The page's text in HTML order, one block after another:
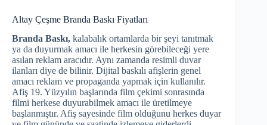
Altay Çeşme Branda Baskı Fiyatları
Branda Baskı, kalabalık ortamlarda bir şeyi tanıtmak
ya da duyurmak amacı ile herkesin görebileceği yere
asılan reklam aracıdır. Aynı zamanda resimli duvar
ilanları diye de bilinir. Dijital baskılı afişlerin genel
amacı reklam ve propaganda yapmak için kullanılır.
Afiş 19. Yüzyılın başlarında film çekimi sonrasında
filmi herkese duyurabilmek amacı ile üretilmeye
başlanmıştır. Afiş sayesinde film olduğunu herkes duyar